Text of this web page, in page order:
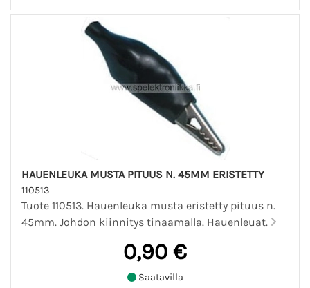
HAUENLEUKA MUSTA PITUUS N. 45MM ERISTETTY
110513
Tuote 110513. Hauenleuka musta eristetty pituus n.
45mm. Johdon kiinnitys tinaamalla. Hauenleuat.
0,90 €
Saatavilla